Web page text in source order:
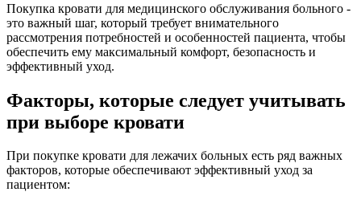
Покупка кровати для медицинского обслуживания больного -
это важный шаг, который требует внимательного
рассмотрения потребностей и особенностей пациента, чтобы
обеспечить ему максимальный комфорт, безопасность и
эффективный уход.
Факторы, которые следует учитывать
при выборе кровати
При покупке кровати для лежачих больных есть ряд важных
факторов, которые обеспечивают эффективный уход за
пациентом: